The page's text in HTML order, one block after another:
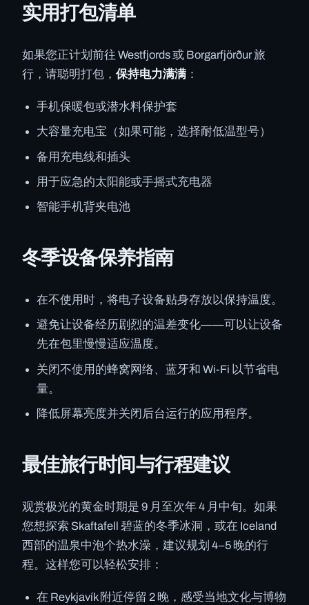
实用打包清单
如果您正计划前往 Westfjords 或 Borgarfjörður 旅
行，请聪明打包， 保持电力满满 ：
手机保暖包或潜水料保护套
大容量充电宝（如果可能，选择耐低温型号）
备用充电线和插头
用于应急的太阳能或手摇式充电器
智能手机背夹电池
冬季设备保养指南
在不使用时，将电子设备贴身存放以保持温度。
避免让设备经历剧烈的温差变化——可以让设备
先在包里慢慢适应温度。
关闭不使用的蜂窝网络、蓝牙和 Wi-Fi 以节省电
量。
降低屏幕亮度并关闭后台运行的应用程序。
最佳旅行时间与行程建议
观赏极光的黄金时期是 9 月至次年 4 月中旬。如果
您想探索 Skaftafell 碧蓝的冬季冰洞，或在 Iceland
西部的温泉中泡个热水澡，建议规划 4–5 晚的行
程。这样您可以轻松安排：
在 Reykjavík 附近停留 2 晚，感受当地文化与博物